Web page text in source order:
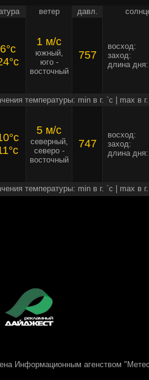
ветер давл.
6°c
1 м/c
южный,
юго -
восточный
757
восход:
заход:
длина дня:
температуры: min в г. `c | max в
5 м/c
северный,
северо -
восточный
747
восход:
заход:
длина дня:
температуры: min в г. `c | max в
Информационным агенством